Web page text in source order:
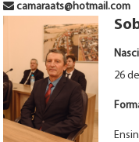
camaraats@hotmail.com
26